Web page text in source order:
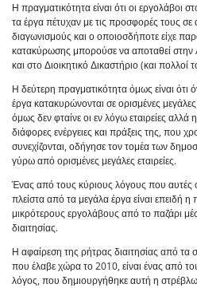
Η πραγματικότητα είναι ότι οι
τα έργα πέτυχαν με τις προσφορές τους σε
διαγωνισμούς και ο οποιοσδήποτε είχε
κατακύρωσης μπορούσε να αποταθεί
και στο Διοικητικό Δικαστήριο (και πολλοί
Η δεύτερη πραγματικότητα όμως είναι ότι
έργα κατακυρώνονται σε ορισμένες
όμως δεν φταίνε οι εν λόγω εταιρείες αλλά
διάφορες ενέργειες και πράξεις της, που
συνεχίζονται, οδήγησε τον τομέα των
γύρω από ορισμένες μεγάλες εταιρείες.
Ένας από τους κύριους λόγους που αυτές
πλείστα από τα μεγάλα έργα είναι επειδή η
μικρότερους εργολάβους από το παζάρι
διαιτησίας.
Η αφαίρεση της ρήτρας διαιτησίας από τα
που έλαβε χώρα το 2010, είναι ένας από
λόγος, που δημιουργήθηκε αυτή η